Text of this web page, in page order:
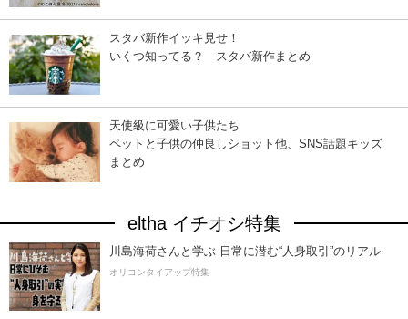
スタバ新作イッキ見せ！
いくつ知ってる？ スタバ新作まとめ
天使級に可愛い子供たち
ペットと子供の仲良しショット他、SNS話題キッズ
まとめ
eltha イチオシ特集
川島海荷さんと学ぶ 日常に潜む“人身取引”のリアル
オリコンタイアップ特集